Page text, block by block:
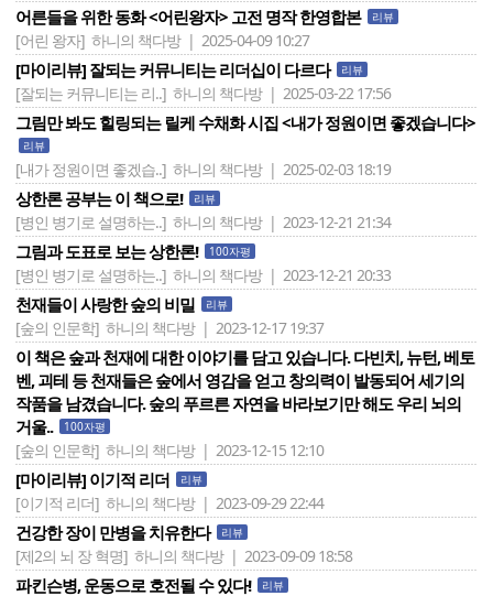
어른들을 위한 동화 <어린왕자> 고전 명작 한영합본 리뷰
[어린 왕자] 하니의 책다방 | 2025-04-09 10:27
[마이리뷰] 잘되는 커뮤니티는 리더십이 다르다 리뷰
[잘되는 커뮤니티는 리..] 하니의 책다방 | 2025-03-22 17:56
그림만 봐도 힐링되는 릴케 수채화 시집 <내가 정원이면 좋겠습니다>
리뷰
[내가 정원이면 좋겠습..] 하니의 책다방 | 2025-02-03 18:19
상한론 공부는 이 책으로! 리뷰
[병인 병기로 설명하는..] 하니의 책다방 | 2023-12-21 21:34
그림과 도표로 보는 상한론! 100자평
[병인 병기로 설명하는..] 하니의 책다방 | 2023-12-21 20:33
천재들이 사랑한 숲의 비밀 리뷰
[숲의 인문학] 하니의 책다방 | 2023-12-17 19:37
이 책은 숲과 천재에 대한 이야기를 담고 있습니다. 다빈치, 뉴턴, 베토
벤, 괴테 등 천재들은 숲에서 영감을 얻고 창의력이 발동되어 세기의
작품을 남겼습니다. 숲의 푸르른 자연을 바라보기만 해도 우리 뇌의
거울..
100자평
[숲의 인문학] 하니의 책다방 | 2023-12-15 12:10
[마이리뷰] 이기적 리더 리뷰
[이기적 리더] 하니의 책다방 | 2023-09-29 22:44
건강한 장이 만병을 치유한다 리뷰
[제2의 뇌 장 혁명] 하니의 책다방 | 2023-09-09 18:58
파킨슨병, 운동으로 호전될 수 있다! 리뷰